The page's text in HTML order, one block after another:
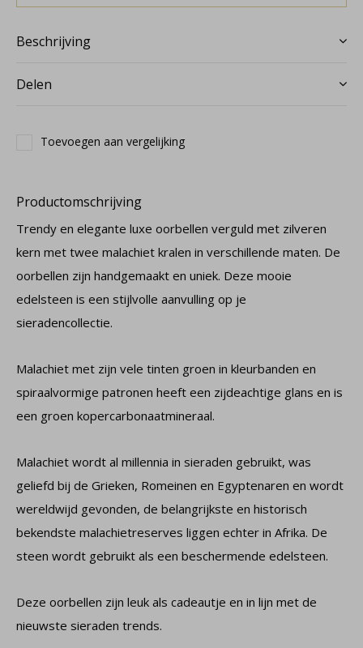
Beschrijving
Delen
Toevoegen aan vergelijking
Productomschrijving
Trendy en elegante luxe oorbellen verguld met zilveren
kern met twee malachiet kralen in verschillende maten. De
oorbellen zijn handgemaakt en uniek. Deze mooie
edelsteen is een stijlvolle aanvulling op je
sieradencollectie.
Malachiet met zijn vele tinten groen in kleurbanden en
spiraalvormige patronen heeft een zijdeachtige glans en is
een groen kopercarbonaatmineraal.
Malachiet wordt al millennia in sieraden gebruikt, was
geliefd bij de Grieken, Romeinen en Egyptenaren en wordt
wereldwijd gevonden, de belangrijkste en historisch
bekendste malachietreserves liggen echter in Afrika. De
steen wordt gebruikt als een beschermende edelsteen.
Deze oorbellen zijn leuk als cadeautje en in lijn met de
nieuwste sieraden trends.